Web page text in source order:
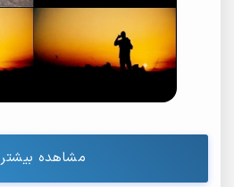
مشاهده بیشتر